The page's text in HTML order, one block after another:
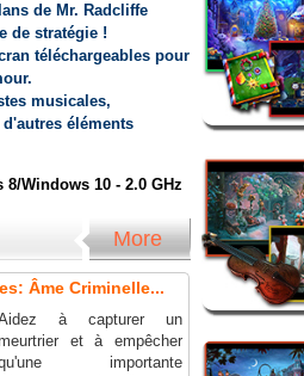
de Mr. Radcliffe
de stratégie !
téléchargeables pour
musicales,
éléments
Windows 10 - 2.0 GHz
More
Âme Criminelle...
à capturer un
et à empêcher
importante